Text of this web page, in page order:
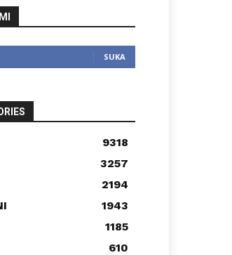
SUKA
9318
3257
2194
1943
1185
610